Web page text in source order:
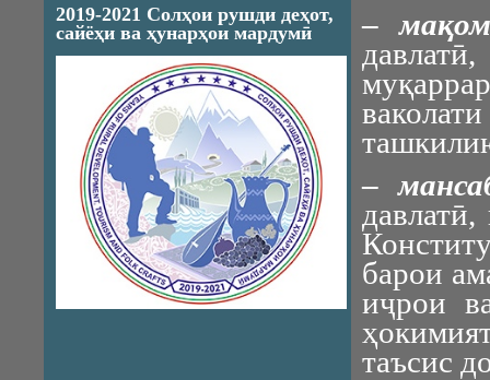
2019-2021 Солҳои рушди деҳот,
сайёҳи ва ҳунарҳои мардумӣ
–
–
барои
иҷрои
таъсис